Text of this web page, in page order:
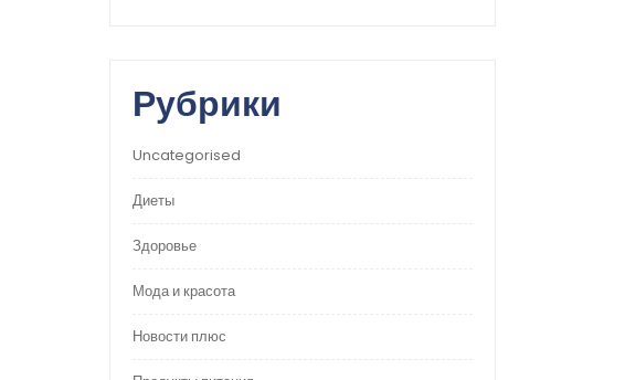
Рубрики
Uncategorised
Диеты
Здоровье
Мода и красота
Новости плюс